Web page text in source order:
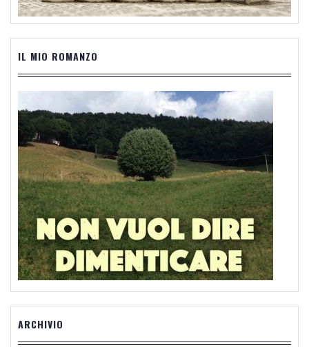
IL MIO ROMANZO
ARCHIVIO